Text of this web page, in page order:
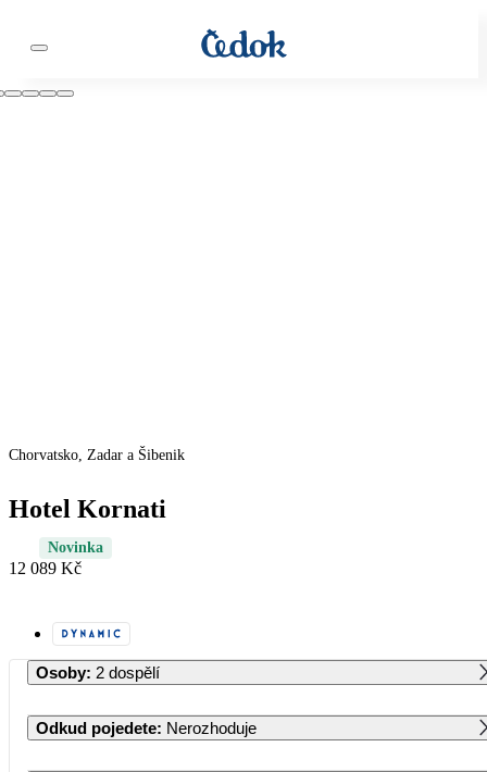
Chorvatsko, Zadar a Šibenik
Hotel Kornati
Novinka
12 089 Kč
Osoby: 2 dospělí
Odkud pojedete: Nerozhoduje